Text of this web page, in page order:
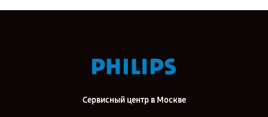
Сервисный центр в Москве